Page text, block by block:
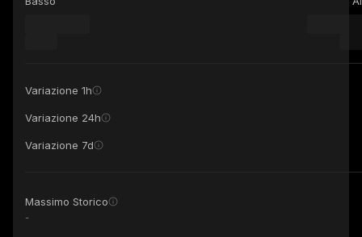
Variazione 1h
Variazione 24h
Variazione 7d
Massimo Storico
-